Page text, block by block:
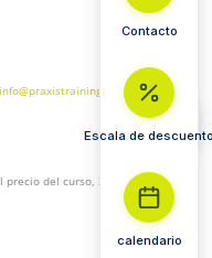
info@praxistrainings-
del curso, 30 % de
Contacto
Escala de
calendario